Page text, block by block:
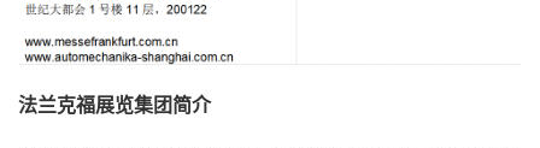
法兰克福展览集团简介